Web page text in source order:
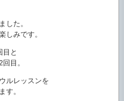
した。
しみです。
目と
目。
ルレッスンを
す。